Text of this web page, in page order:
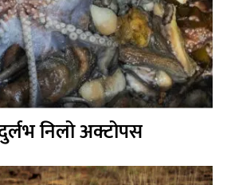
निलो अक्टोपस